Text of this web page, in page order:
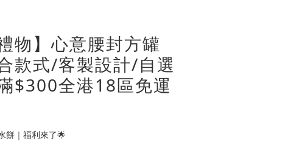
物】心意腰封方罐
款式/客製設計/自選
$300全港18區免運
餅｜福利來了🌟